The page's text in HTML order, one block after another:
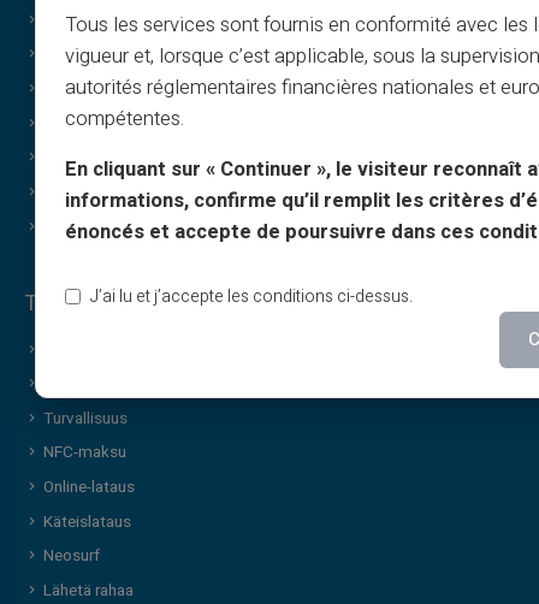
Suosittelu-ehdot
Tulostus & kuvat
Lahjakortit
Cashback
Tietoa meistä
Kumppani
Yhteys
Cashback
Ilman tuloja
Huomaamattomat ostot
Brändilahjakortti
Onnenpyörä
Palvelut & uutiset
Turvallisuus & palvelut
Turvallisuus
NFC-maksu
Online-lataus
Käteislataus
Neosurf
Lähetä rahaa
Tous les services sont fournis en conformité avec les
vigueur et, lorsque c’est applicable, sous la
autorités réglementaires financières nationales et
compétentes.
En cliquant sur « Continuer », le visiteur reconnaît
informations, confirme qu’il remplit les critères
énoncés et accepte de poursuivre dans ces
J’ai lu et j’accepte les conditions ci-dessus.